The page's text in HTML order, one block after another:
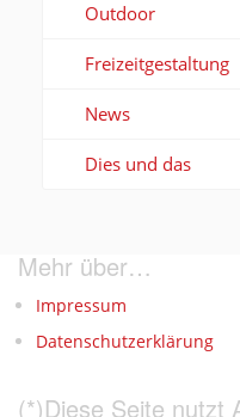
Outdoor
Freizeitgestaltung
News
Dies und das
Mehr über…
Impressum
Datenschutzerklärung
(*)Diese Seite nutzt